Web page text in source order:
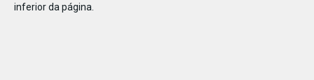
inferior da página.